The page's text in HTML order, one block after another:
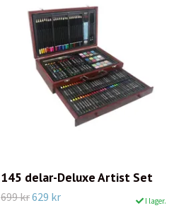
145 delar-Deluxe Artist Set
699 kr629 kr I lager.